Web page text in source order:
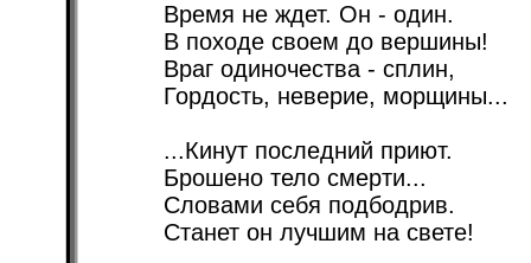
Время не ждет. Он - один.
В походе своем до вершины!
Враг одиночества - сплин,
Гордость, неверие, морщины...
...Кинут последний приют.
Брошено тело смерти...
Словами себя подбодрив.
Станет он лучшим на свете!